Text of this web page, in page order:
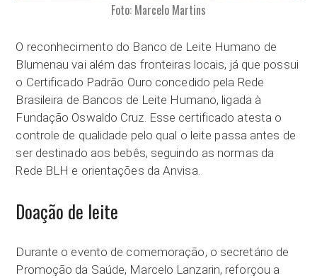
Foto: Marcelo Martins
O reconhecimento do Banco de Leite Humano de
Blumenau vai além das fronteiras locais, já que possui
o Certificado Padrão Ouro concedido pela Rede
Brasileira de Bancos de Leite Humano, ligada à
Fundação Oswaldo Cruz. Esse certificado atesta o
controle de qualidade pelo qual o leite passa antes de
ser destinado aos bebês, seguindo as normas da
Rede BLH e orientações da Anvisa.
Doação de leite
Durante o evento de comemoração, o secretário de
Promoção da Saúde, Marcelo Lanzarin, reforçou a